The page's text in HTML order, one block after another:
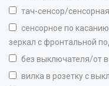
тач-сенсор/
сенсорное по
зеркал с фронтальной
без выключателя/от
вилка в розетку с